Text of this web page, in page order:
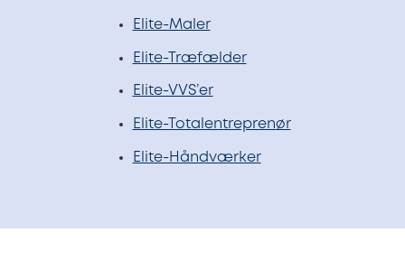
Elite-Maler
Elite-Træfælder
Elite-VVS’er
Elite-Totalentreprenør
Elite-Håndværker